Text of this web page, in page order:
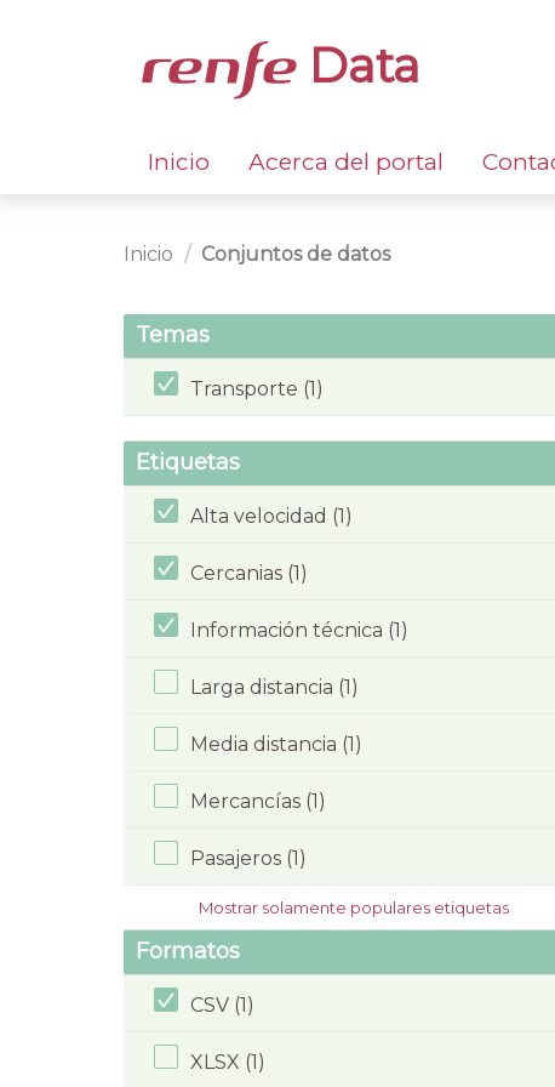
Data
Inicio Acerca del portal
Inicio Conjuntos de datos
Temas
Transporte (1)
Etiquetas
Alta velocidad (1)
Cercanias (1)
Información técnica (1)
Larga distancia (1)
Media distancia (1)
Mercancías (1)
Pasajeros (1)
Mostrar solamente populares etiquetas
Formatos
CSV (1)
XLSX (1)